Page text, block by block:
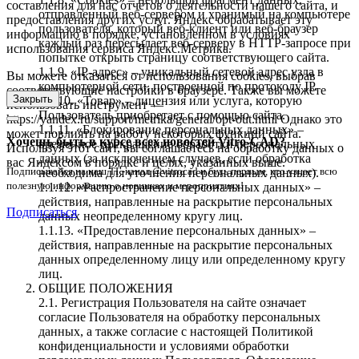
отправленный веб-сервером и хранимый на компьютере
пользователя, который веб-клиент или веб-браузер
каждый раз пересылает веб-серверу в HTTP-запросе при
попытке открыть страницу соответствующего сайта.
1.1.9. «IP-адрес» – уникальный сетевой адрес узла в
компьютерной сети, построенной по протоколу IP.
1.1.10. «Товар» – лицензия или услуга, которую
Пользователь приобретает с помощью сайта.
1.1.11. «Блокирование персональных данных» –
временное прекращение обработки персональных
данных (за исключением случаев, если обработка
необходима для уточнения персональных данных).
1.1.12. «Распространение персональных данных» –
действия, направленные на раскрытие персональных
данных неопределенному кругу лиц.
1.1.13. «Предоставление персональных данных» –
действия, направленные на раскрытие персональных
данных определенному лицу или определенному кругу
лиц.
ОБЩИЕ ПОЛОЖЕНИЯ
2.1. Регистрация Пользователя на сайте означает
согласие Пользователя на обработку персональных
данных, а также согласие с настоящей Политикой
конфиденциальности и условиями обработки
составления для нас отчетов о деятельности нашего сайта, и
предоставления других услуг. Яндекс обрабатывает эту
информацию в порядке, установленном в условиях
использования сервиса Яндекс.Метрика.
Вы можете отказаться от использования cookies, выбрав
соответствующие настройки в браузере. Также вы можете
использовать инструмент —
https://yandex.ru/support/metrika/general/opt-out.html Однако это
может повлиять на работу некоторых функций сайта.
Используя этот сайт, вы соглашаетесь на обработку данных о
вас Яндексом в порядке и целях, указанных выше.
Закрыть
Хочешь быть в курсе всех новостей Vitro-CAD?
Подписывайся на наш ТГ-канал @vitrocad и будь первым, кто узнает всю
полезную информацию о новинках и мероприятиях!
Подписаться